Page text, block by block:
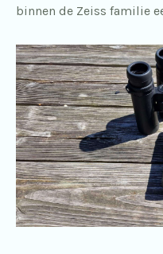
binnen de Zeiss familie